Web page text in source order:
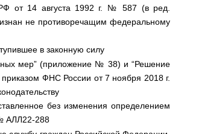
РФ от 14 августа 1992 г. № 587 (в ред.
не противоречащим федеральному
в законную силу
мер” (приложение № 38) и “Решение
ФНС России от 7 ноября 2018 г.
без изменения определением
АЛЛ22-288